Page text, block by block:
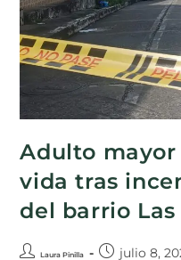
Adulto
vida tras
del barrio
Laura Pinilla julio 8,